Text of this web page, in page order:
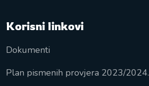
Korisni linkovi
Dokumenti
Plan pismenih provjera 2023/2024.